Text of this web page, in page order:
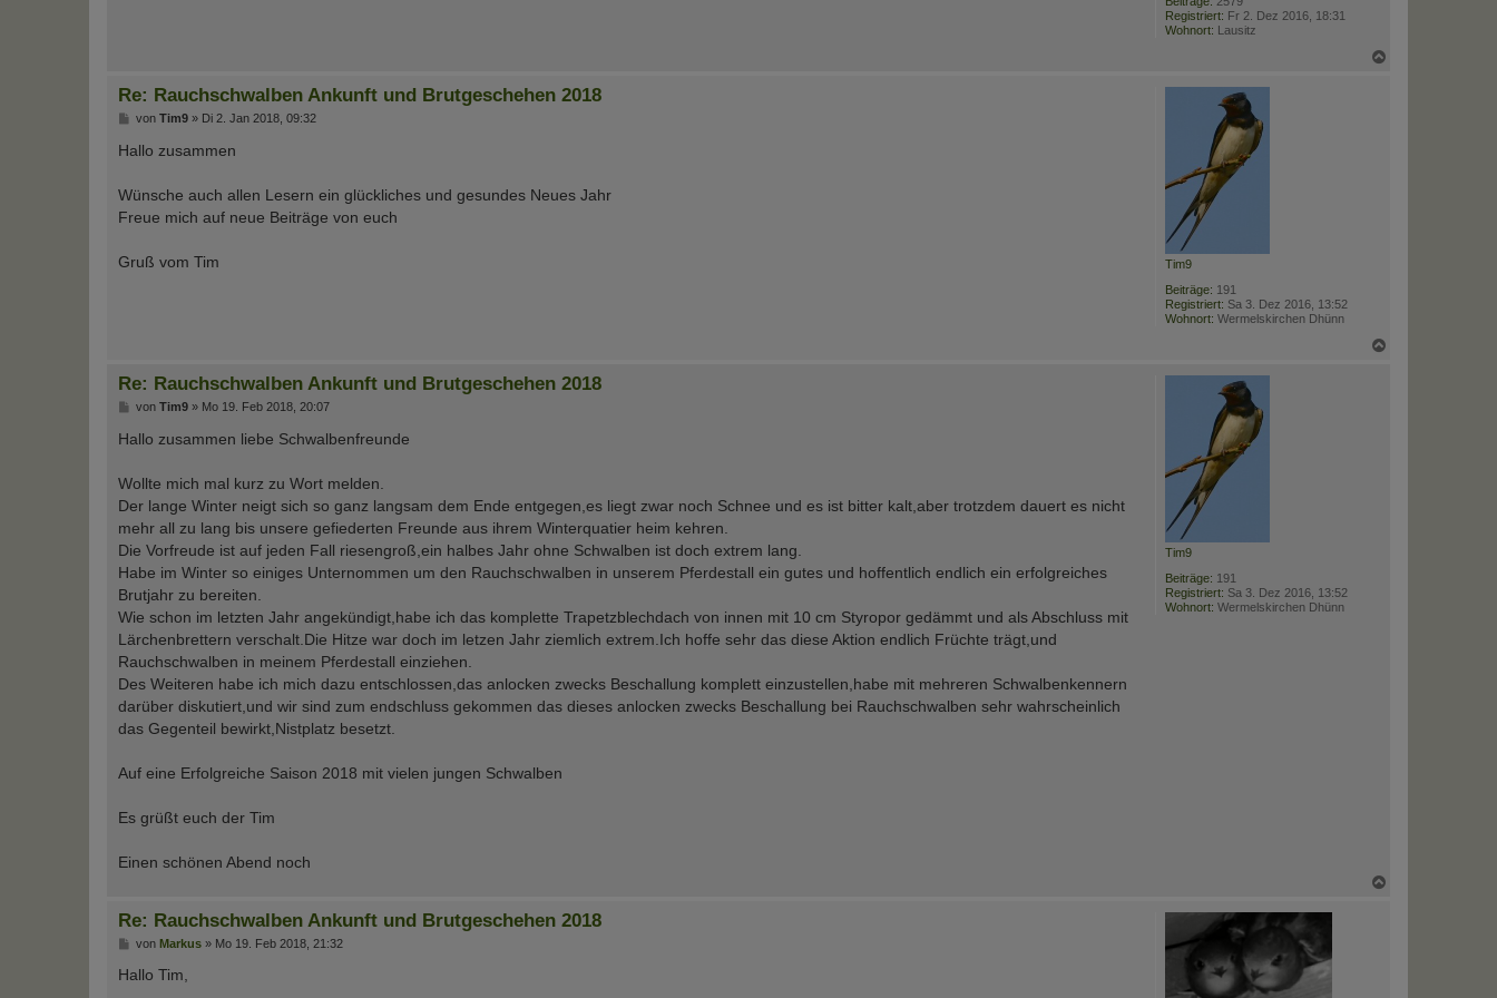
Registriert: Fr 2. Dez 2016, 18:31
Wohnort: Lausitz
Tim9
Beiträge: 191
Registriert: Sa 3. Dez 2016, 13:52
Wohnort: Wermelskirchen Dhünn
Re: Rauchschwalben Ankunft und Brutgeschehen 2018
B
i
a
g
von Tim9» Di 2. Jan 2018, 09:32
Hallo zusammen
Wünsche auch allen Lesern ein glückliches und gesundes Neues Jahr
Freue mich auf neue Beiträge von euch
Gruß vom Tim
Tim9
Beiträge: 191
Registriert: Sa 3. Dez 2016, 13:52
Wohnort: Wermelskirchen Dhünn
Re: Rauchschwalben Ankunft und Brutgeschehen 2018
B
i
a
g
von Tim9» Mo 19. Feb 2018, 20:07
Hallo zusammen liebe Schwalbenfreunde
Wollte mich mal kurz zu Wort melden.
Der lange Winter neigt sich so ganz langsam dem Ende entgegen,es liegt zwar noch Schnee und es ist bitter kalt,aber trotzdem dauert es nicht
mehr all zu lang bis unsere gefiederten Freunde aus ihrem Winterquatier heim kehren.
Die Vorfreude ist auf jeden Fall riesengroß,ein halbes Jahr ohne Schwalben ist doch extrem lang.
Habe im Winter so einiges Unternommen um den Rauchschwalben in unserem Pferdestall ein gutes und hoffentlich endlich ein erfolgreiches
Brutjahr zu bereiten.
Wie schon im letzten Jahr angekündigt,habe ich das komplette Trapetzblechdach von innen mit 10 cm Styropor gedämmt und als Abschluss mit
Lärchenbrettern verschalt.Die Hitze war doch im letzen Jahr ziemlich extrem.Ich hoffe sehr das diese Aktion endlich Früchte trägt,und
Rauchschwalben in meinem Pferdestall einziehen.
Des Weiteren habe ich mich dazu entschlossen,das anlocken zwecks Beschallung komplett einzustellen,habe mit mehreren Schwalbenkennern
darüber diskutiert,und wir sind zum endschluss gekommen das dieses anlocken zwecks Beschallung bei Rauchschwalben sehr wahrscheinlich
das Gegenteil bewirkt,Nistplatz besetzt.
Auf eine Erfolgreiche Saison 2018 mit vielen jungen Schwalben
Es grüßt euch der Tim
Einen schönen Abend noch
Re: Rauchschwalben Ankunft und Brutgeschehen 2018
B
i
von Markus» Mo 19. Feb 2018, 21:32
Hallo Tim,